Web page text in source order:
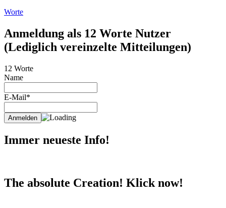
Worte
Anmeldung als 12 Worte Nutzer
(Lediglich vereinzelte Mitteilungen)
12 Worte
Name
E-Mail*
Immer neueste Info!
The absolute Creation! Klick now!